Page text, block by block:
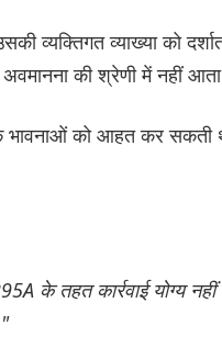
व्यक्तिगत व्याख्या को
की श्रेणी में नहीं
भावनाओं को आहत कर सकती
के तहत कार्रवाई योग्य नहीं